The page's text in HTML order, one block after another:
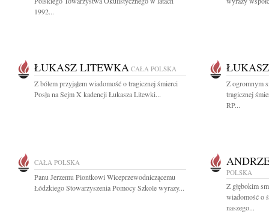
1992...
ŁUKASZ LITEWKA CAŁA POLSKA
Z bólem przyjąłem wiadomość o tragicznej śmierci
Posła na Sejm X kadencji Łukasza Litewki...
Z ogromnym
tragicznej
RP...
CAŁA POLSKA
Panu Jerzemu Piontkowi Wiceprzewodniczącemu
Łódzkiego Stowarzyszenia Pomocy Szkole wyrazy...
POLSKA
Z głębokim
wiadomość o
naszego...